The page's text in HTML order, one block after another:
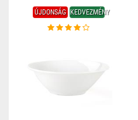
ÚJDONSÁG KEDVEZMÉNY